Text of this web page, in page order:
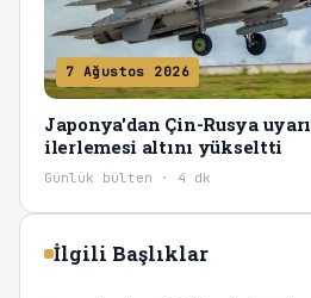
7 Ağustos 2026
Japonya'dan Çin-Rusya
ilerlemesi altını yükseltti
Günlük bülten · 4 dk
İlgili Başlıklar